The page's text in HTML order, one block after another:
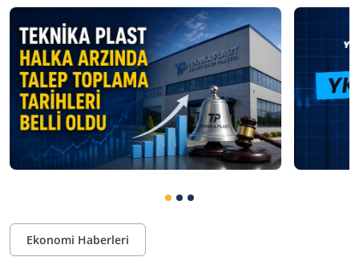
Ekonomi Haberleri